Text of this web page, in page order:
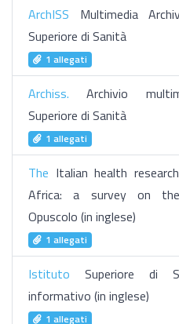
ArchISS Multimedia
Superiore di Sanità
1 allegati
Archiss. Archivio
Superiore di Sanità
1 allegati
The Italian health
Africa: a survey on
Opuscolo (in inglese)
1 allegati
Istituto Superiore di
informativo (in inglese)
1 allegati